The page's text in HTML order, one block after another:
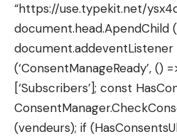
“https://use.typekit.net/
document.head.ApendChild
document.addeventListener
(‘ConsentManageReady’, ()
[‘Subscribers’]; const
(vendeurs); if